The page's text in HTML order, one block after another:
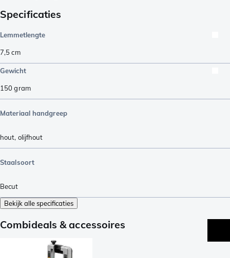
Specificaties
Lemmetlengte
7,5cm
Gewicht
150gram
Materiaal handgreep
hout, olijfhout
Staalsoort
Becut
Bekijk alle specificaties
Combideals & accessoires